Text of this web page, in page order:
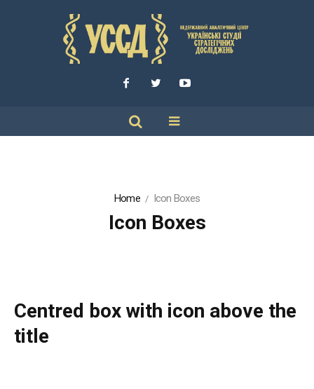
Home Icon Boxes
Icon Boxes
Centred box with icon above the
title